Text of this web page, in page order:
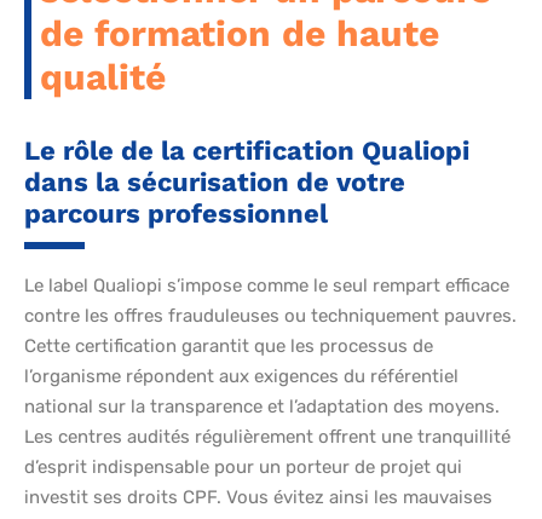
de formation de haute
qualité
Le rôle de la certification Qualiopi
dans la sécurisation de votre
parcours professionnel
Le label Qualiopi s’impose comme le seul rempart efficace
contre les offres frauduleuses ou techniquement pauvres.
Cette certification garantit que les processus de
l’organisme répondent aux exigences du référentiel
national sur la transparence et l’adaptation des moyens.
Les centres audités régulièrement offrent une tranquillité
d’esprit indispensable pour un porteur de projet qui
investit ses droits CPF. Vous évitez ainsi les mauvaises